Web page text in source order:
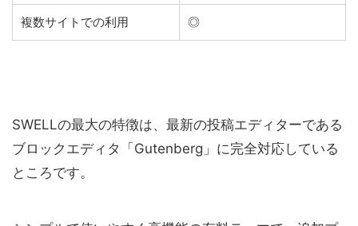
複数サイトでの利用 ◎
SWELLの最大の特徴は、最新の投稿エディターである
ブロックエディタ「Gutenberg」に完全対応している
ところです。